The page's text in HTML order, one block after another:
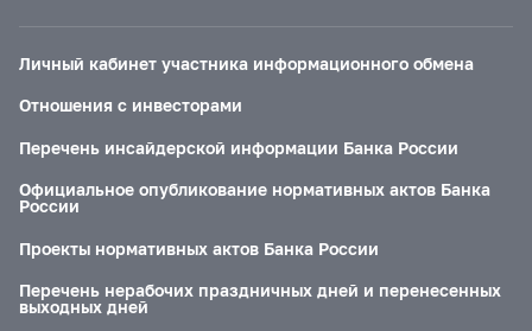
Личный кабинет участника информационного обмена
Отношения с инвесторами
Перечень инсайдерской информации Банка России
Официальное опубликование нормативных актов Банка
России
Проекты нормативных актов Банка России
Перечень нерабочих праздничных дней и перенесенных
выходных дней